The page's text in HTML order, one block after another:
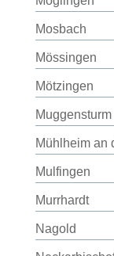
Mosbach
Mössingen
Mötzingen
Muggensturm
Mühlheim an
Mulfingen
Murrhardt
Nagold